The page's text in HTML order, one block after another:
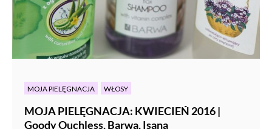
MOJA PIELĘGNACJA WŁOSY
MOJA PIELĘGNACJA: KWIECIEŃ 2016 |
Goody Ouchless, Barwa, Isana